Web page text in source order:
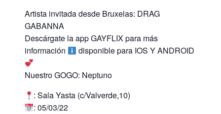
Artista invitada desde Bruxelas: DRAG
GABANNA
Descárgate la app GAYFLIX para más
información
disponible para IOS Y ANDROID
Nuestro GOGO: Neptuno
: Sala Yasta (c/Valverde,10)
: 05/03/22